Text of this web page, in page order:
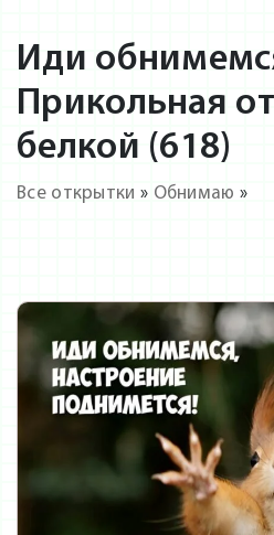
Иди
Прикольная
белкой (618)
Все открытки » Обнимаю »